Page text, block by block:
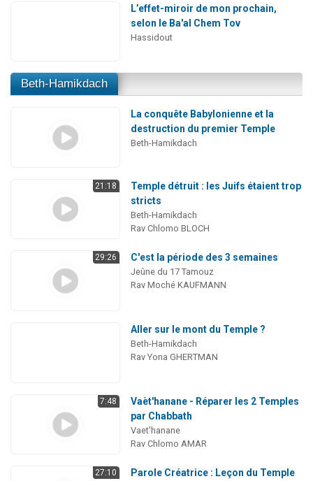
L’effet-miroir de mon prochain,
selon le Ba'al Chem Tov
Hassidout
Beth-Hamikdach
La conquête Babylonienne et la
destruction du premier Temple
Beth-Hamikdach
21:18
Temple détruit : les Juifs étaient trop
stricts
Beth-Hamikdach
Rav Chlomo BLOCH
29:26 C'est la période des 3 semaines
Jeûne du 17 Tamouz
Rav Moché KAUFMANN
Aller sur le mont du Temple ?
Beth-Hamikdach
Rav Yona GHERTMAN
7:48
Vaèt'hanane - Réparer les 2 Temples
par Chabbath
Vaet'hanane
Rav Chlomo AMAR
27:10 Parole Créatrice : Leçon du Temple